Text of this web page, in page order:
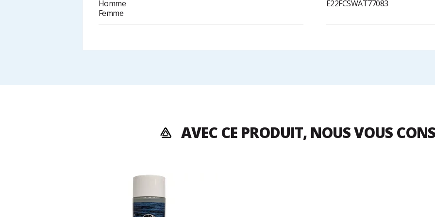
Homme
Femme
E22FCSWAT77083
AVEC CE PRODUIT, NOUS VOUS